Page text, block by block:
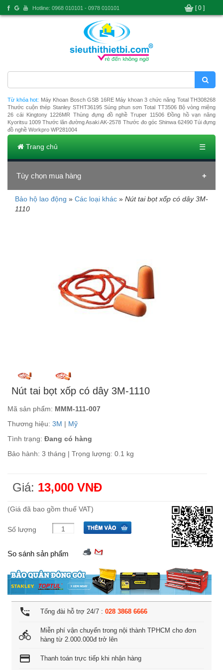
Từ khóa hot: Máy Khoan Bosch GSB 16RE Máy khoan 3 chức năng Total TH308268
Thước cuộn thép Stanley STHT36195 Súng phun sơn Total TT3506 Bộ vòng miệng
26 cái Kingtony 1226MR Thùng đựng đồ nghề Truper 11506 Đồng hồ vạn năng
Kyoritsu 1009 Thước lăn đường Asaki AK-2578 Thước đo góc Shinwa 62490 Túi đựng
đồ nghề Workpro WP281004
Trang chủ ☰
Tùy chọn mua hàng
Đang tải dữ liệu
Bảo hộ lao động » Các loại khác » Nút tai bọt xốp có dây 3M-
1110
Nút tai bọt xốp có dây 3M-1110
Mã sản phẩm: MMM-111-007
Thương hiệu: 3M | Mỹ
Tình trạng: Đang có hàng
Bảo hành: 3 tháng | Trọng lượng: 0.1 kg
Giá: 13,000 VNĐ
(Giá đã bao gồm thuế VAT)
Số lượng
So sánh sản phẩm
settings_phone Tổng đài hỗ trợ 24/7 : 028 3868 6666
directions_bike
Miễn phí vận chuyển trong nội thành TPHCM cho đơn
hàng từ 2.000.000đ trở lên
credit_card Thanh toán trực tiếp khi nhận hàng
Hotline: 0968 010101 - 0978 010101 [ 0 ]